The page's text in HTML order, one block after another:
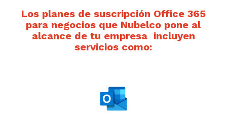
Los planes de suscripción Office 365
para negocios que Nubelco pone al
alcance de tu empresa incluyen
servicios como: